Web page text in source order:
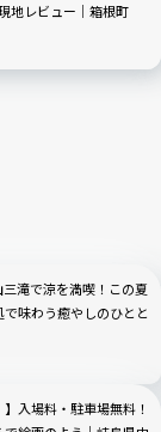
地レビュー｜箱根町
三滝で涼を満喫！この夏
味わう癒やしのひとと
入場料・駐車場無料！